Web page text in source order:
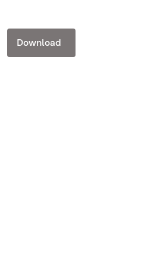
Download